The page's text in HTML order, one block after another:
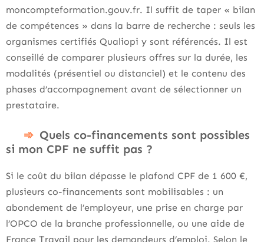
moncompteformation.gouv.fr. Il suffit de taper « bilan
de compétences » dans la barre de recherche : seuls les
organismes certifiés Qualiopi y sont référencés. Il est
conseillé de comparer plusieurs offres sur la durée, les
modalités (présentiel ou distanciel) et le contenu des
phases d’accompagnement avant de sélectionner un
prestataire.
Quels co-financements sont possibles
si mon CPF ne suffit pas ?
Si le coût du bilan dépasse le plafond CPF de 1 600 €,
plusieurs co-financements sont mobilisables : un
abondement de l’employeur, une prise en charge par
l’OPCO de la branche professionnelle, ou une aide de
France Travail pour les demandeurs d’emploi. Selon le